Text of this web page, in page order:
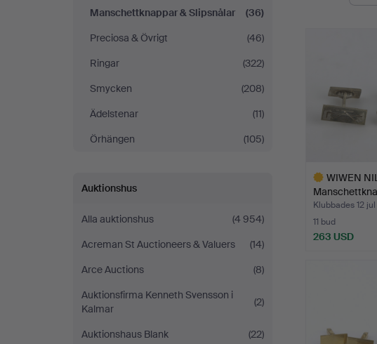
Manschettknappar & Slipsnålar
(36)
Preciosa & Övrigt
(46)
Ringar
(322)
Smycken
(208)
Ädelstenar
(11)
Örhängen
(105)
Auktionshus
Alla auktionshus
(4 954)
Acreman St Auctioneers & Valuers
(14)
Arce Auctions
(8)
Auktionsfirma Kenneth Svensson i
Kalmar
(2)
Auktionshaus Blank
(22)
WIWEN
sterlings…
Klubbades 12
11 bud
263 USD